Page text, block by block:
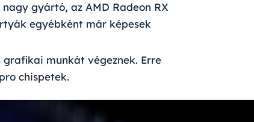
gyártó, az AMD Radeon RX
egyébként már képesek
grafikai munkát végeznek. Erre
chispetek.